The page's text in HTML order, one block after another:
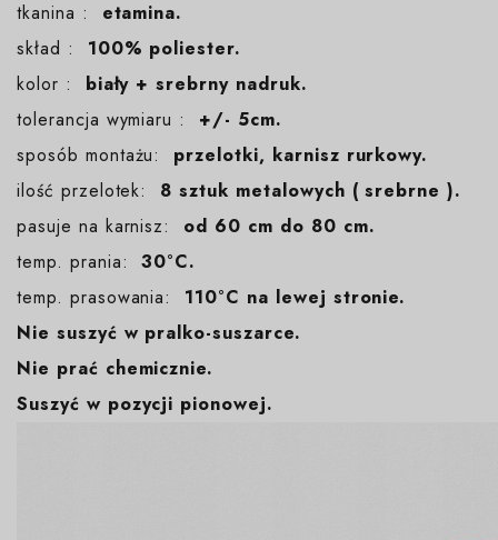
tkanina : etamina.
skład : 100% poliester.
kolor : biały + srebrny nadruk.
tolerancja wymiaru :
+/- 5cm.
sposób montażu: przelotki, karnisz rurkowy.
ilość przelotek:
8 sztuk metalowych ( srebrne ).
pasuje na karnisz: od 60 cm do 80 cm.
temp. prania:30°C.
temp. prasowania: 110°C na lewej stronie.
Nie suszyć w pralko-suszarce.
Nie prać chemicznie.
Suszyć w pozycji pionowej.